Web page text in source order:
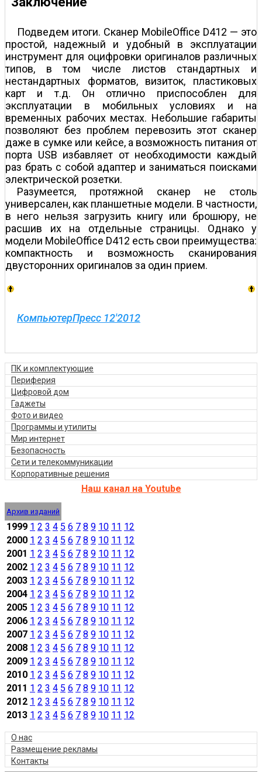
Подведем итоги. Сканер MobileOffice D412 — это
простой, надежный и удобный в эксплуатации
инструмент для оцифровки оригиналов различных
типов, в том числе листов стандартных и
нестандартных форматов, визиток, пластиковых
карт и т.д. Он отлично приспособлен для
эксплуатации в мобильных условиях и на
временных рабочих местах. Небольшие габариты
позволяют без проблем перевозить этот сканер
даже в сумке или кейсе, а возможность питания от
порта USB избавляет от необходимости каждый
раз брать с собой адаптер и заниматься поисками
электрической розетки.
Разумеется, протяжной сканер не столь
универсален, как планшетные модели. В частности,
в него нельзя загрузить книгу или брошюру, не
расшив их на отдельные страницы. Однако у
модели MobileOffice D412 есть свои преимущества:
компактность и возможность сканирования
двусторонних оригиналов за один прием.
КомпьютерПресс 12'2012
ПК и комплектующие
Периферия
Цифровой дом
Гаджеты
Фото и видео
Программы и утилиты
Мир интернет
Безопасность
Сети и телекоммуникации
Корпоративные решения
Наш канал на Youtube
Архив изданий
1999 1 2 3 4 5 6 7 8 9 10 11 12
2000 1 2 3 4 5 6 7 8 9 10 11 12
2001 1 2 3 4 5 6 7 8 9 10 11 12
2002 1 2 3 4 5 6 7 8 9 10 11 12
2003 1 2 3 4 5 6 7 8 9 10 11 12
2004 1 2 3 4 5 6 7 8 9 10 11 12
2005 1 2 3 4 5 6 7 8 9 10 11 12
2006 1 2 3 4 5 6 7 8 9 10 11 12
2007 1 2 3 4 5 6 7 8 9 10 11 12
2008 1 2 3 4 5 6 7 8 9 10 11 12
2009 1 2 3 4 5 6 7 8 9 10 11 12
2010 1 2 3 4 5 6 7 8 9 10 11 12
2011 1 2 3 4 5 6 7 8 9 10 11 12
2012 1 2 3 4 5 6 7 8 9 10 11 12
2013 1 2 3 4 5 6 7 8 9 10 11 12
О нас
Размещение рекламы
Контакты